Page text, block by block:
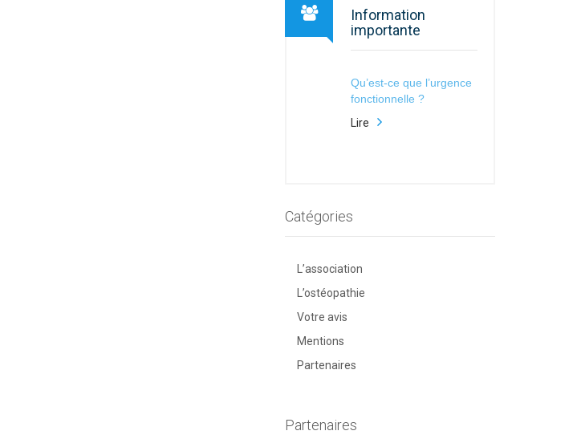
Information
importante
Qu’est-ce que l’urgence
fonctionnelle ?
Lire
Catégories
L’association
L’ostéopathie
Votre avis
Mentions
Partenaires
Partenaires